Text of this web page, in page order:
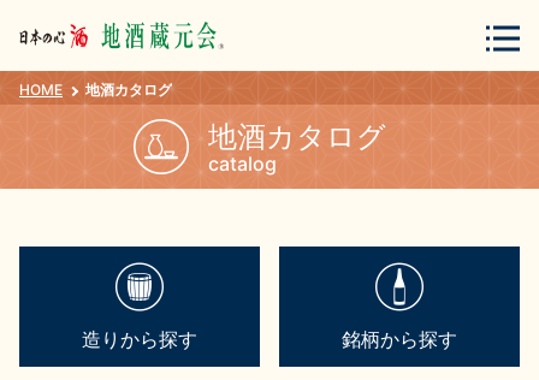
会員登録 ログイン
HOME 地酒カタログ
地酒カタログ
catalog
造りから探す 銘柄から探す